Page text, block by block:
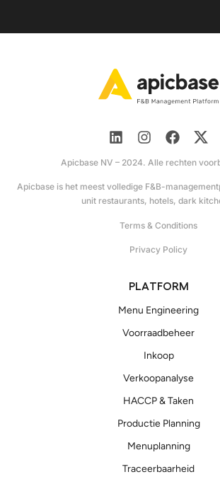
Apicbase NV – 2024. Alle rechten
Apicbase is het meest volledige F&B-
unit restaurants, hotels, dark
Terms & Conditions
Privacy Policy
PLATFORM
Menu Engineering
Voorraadbeheer
Inkoop
Verkoopanalyse
HACCP & Taken
Productie Planning
Menuplanning
Traceerbaarheid